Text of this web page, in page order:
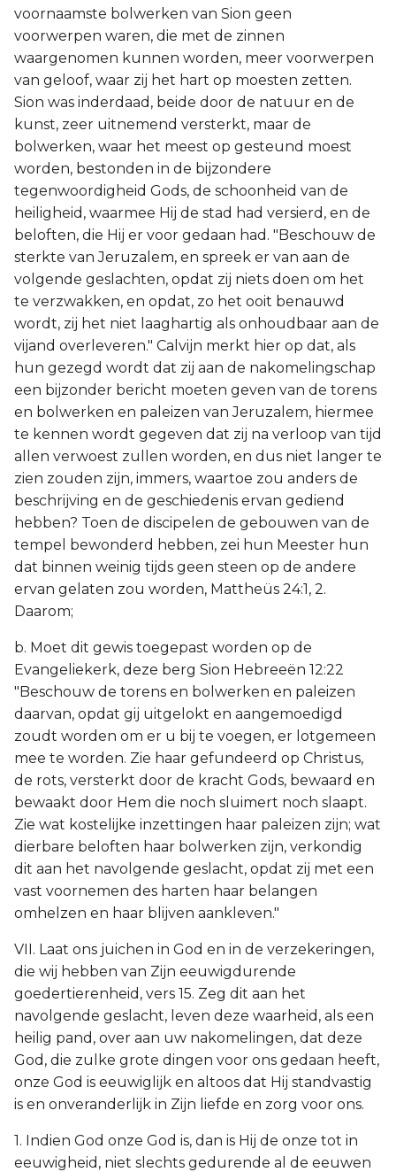
voornaamste bolwerken van Sion geen
voorwerpen waren, die met de zinnen
waargenomen kunnen worden, meer voorwerpen
van geloof, waar zij het hart op moesten zetten.
Sion was inderdaad, beide door de natuur en de
kunst, zeer uitnemend versterkt, maar de
bolwerken, waar het meest op gesteund moest
worden, bestonden in de bijzondere
tegenwoordigheid Gods, de schoonheid van de
heiligheid, waarmee Hij de stad had versierd, en de
beloften, die Hij er voor gedaan had. "Beschouw de
sterkte van Jeruzalem, en spreek er van aan de
volgende geslachten, opdat zij niets doen om het
te verzwakken, en opdat, zo het ooit benauwd
wordt, zij het niet laaghartig als onhoudbaar aan de
vijand overleveren." Calvijn merkt hier op dat, als
hun gezegd wordt dat zij aan de nakomelingschap
een bijzonder bericht moeten geven van de torens
en bolwerken en paleizen van Jeruzalem, hiermee
te kennen wordt gegeven dat zij na verloop van tijd
allen verwoest zullen worden, en dus niet langer te
zien zouden zijn, immers, waartoe zou anders de
beschrijving en de geschiedenis ervan gediend
hebben? Toen de discipelen de gebouwen van de
tempel bewonderd hebben, zei hun Meester hun
dat binnen weinig tijds geen steen op de andere
ervan gelaten zou worden, Mattheüs 24:1, 2.
Daarom;
b. Moet dit gewis toegepast worden op de
Evangeliekerk, deze berg Sion Hebreeën 12:22
"Beschouw de torens en bolwerken en paleizen
daarvan, opdat gij uitgelokt en aangemoedigd
zoudt worden om er u bij te voegen, er lotgemeen
mee te worden. Zie haar gefundeerd op Christus,
de rots, versterkt door de kracht Gods, bewaard en
bewaakt door Hem die noch sluimert noch slaapt.
Zie wat kostelijke inzettingen haar paleizen zijn; wat
dierbare beloften haar bolwerken zijn, verkondig
dit aan het navolgende geslacht, opdat zij met een
vast voornemen des harten haar belangen
omhelzen en haar blijven aankleven."
VII. Laat ons juichen in God en in de verzekeringen,
die wij hebben van Zijn eeuwigdurende
goedertierenheid, vers 15. Zeg dit aan het
navolgende geslacht, leven deze waarheid, als een
heilig pand, over aan uw nakomelingen, dat deze
God, die zulke grote dingen voor ons gedaan heeft,
onze God is eeuwiglijk en altoos dat Hij standvastig
is en onveranderlijk in Zijn liefde en zorg voor ons.
1. Indien God onze God is, dan is Hij de onze tot in
eeuwigheid, niet slechts gedurende al de eeuwen